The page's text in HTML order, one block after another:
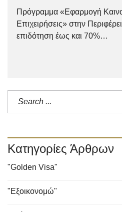
Πρόγραμμα «Εφαρμογή
Επιχειρήσεις» στην
επιδότηση έως και 70%…
Κατηγορίες Άρθρων
"Golden Visa"
"Εξοικονομώ"